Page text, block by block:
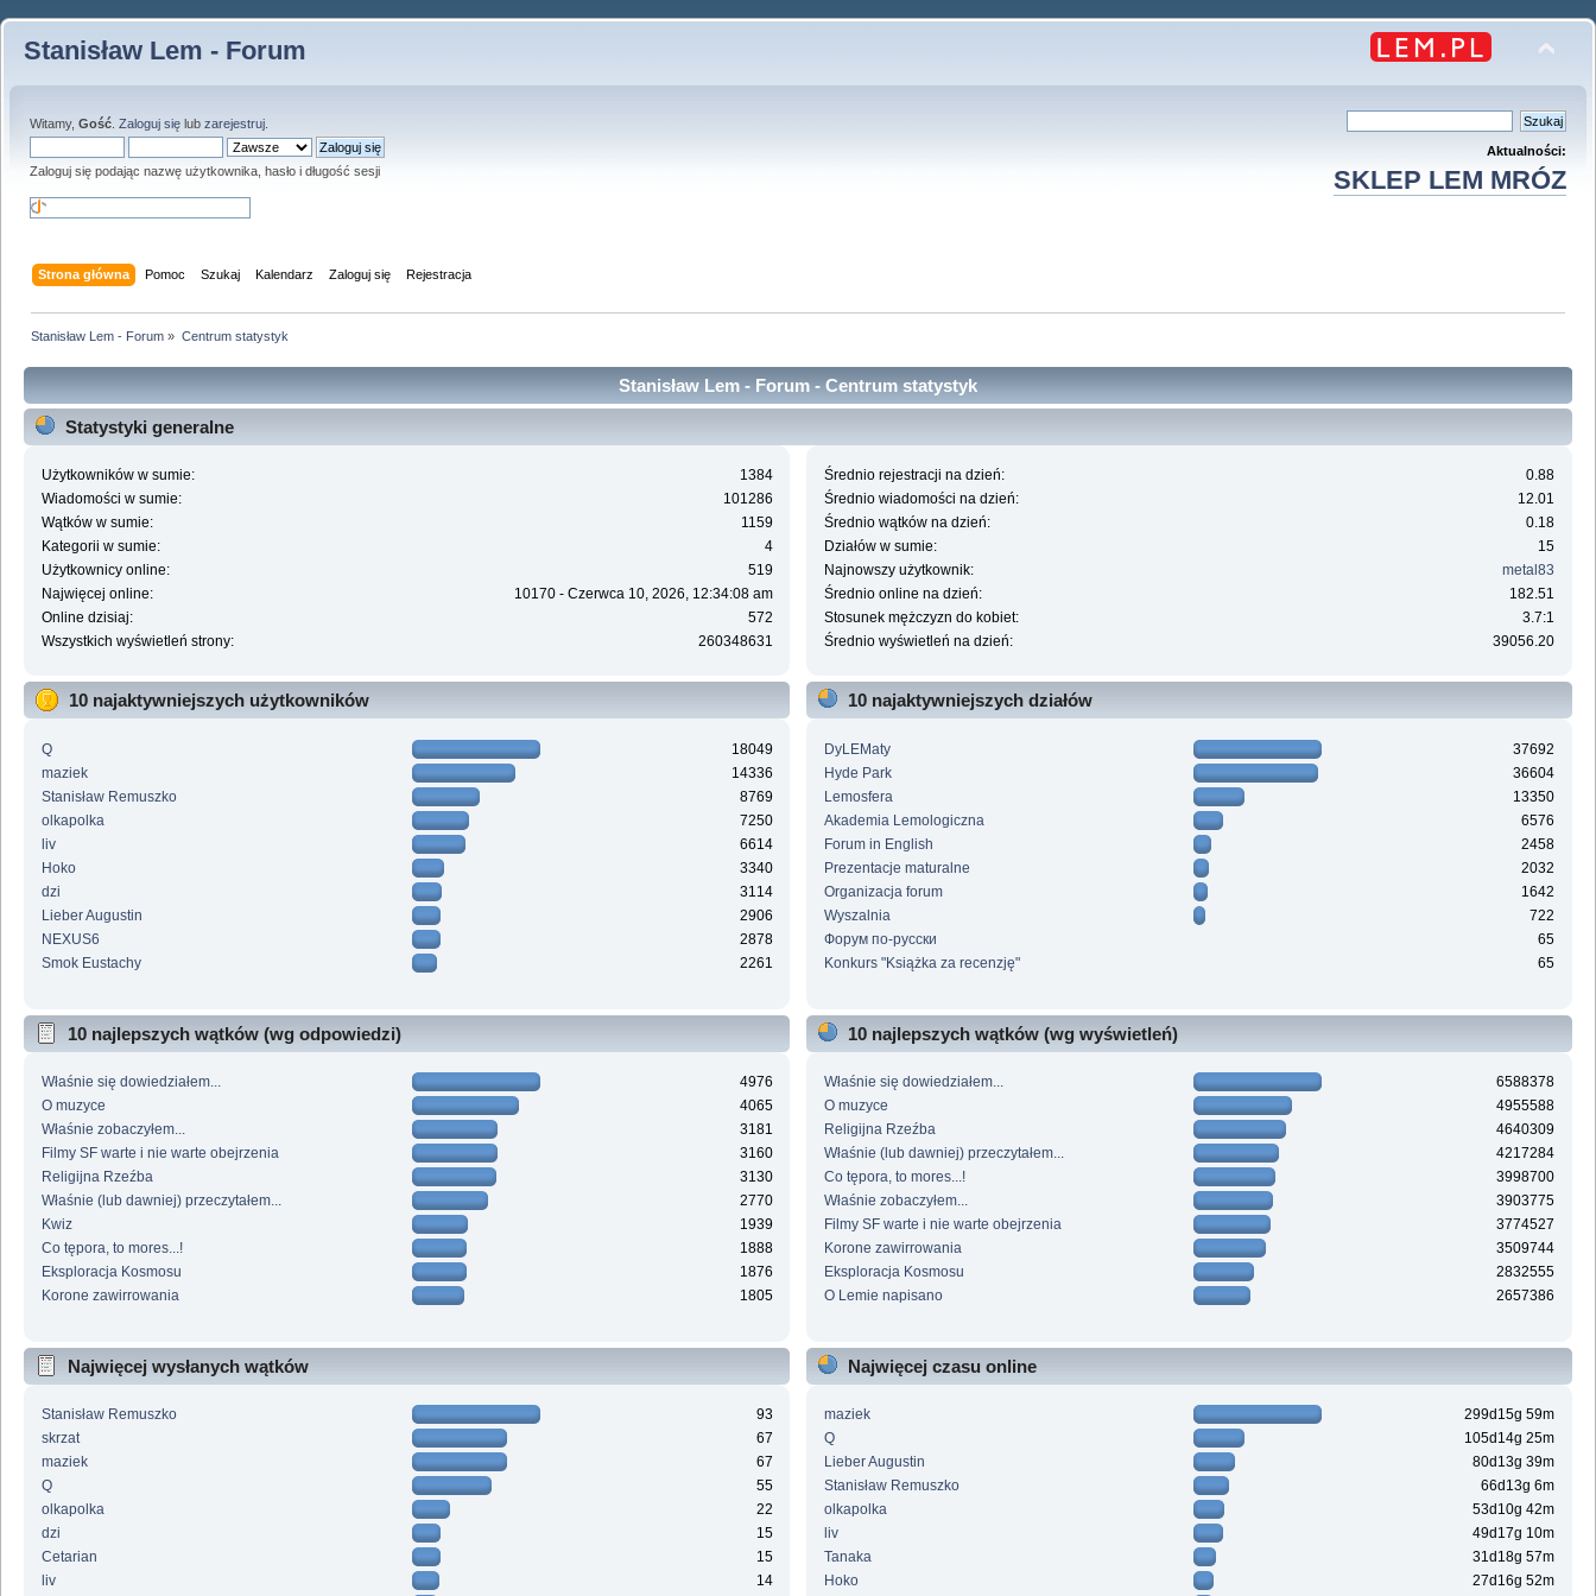
Stanisław Lem - Forum
Witamy, Gość Zaloguj się lub zarejestruj
Zaloguj się podając nazwę użytkownika, hasło i długość sesji
Aktualności:
SKLEP LEM MRÓZ
Strona główna Pomoc Szukaj Kalendarz Zaloguj się Rejestracja
Stanisław Lem - Forum » Centrum statystyk
Stanisław Lem - Forum - Centrum statystyk
Statystyki generalne
Użytkowników w sumie:
1384
Wiadomości w sumie:
101286
Wątków w sumie:
1159
Kategorii w sumie:
4
Użytkownicy online:
519
Najwięcej online:
10170 - Czerwca 10, 2026, 12:34:08 am
Online dzisiaj:
572
Wszystkich wyświetleń strony:
260348631
Średnio rejestracji na dzień:
0.88
Średnio wiadomości na dzień:
12.01
Średnio wątków na dzień:
0.18
Działów w sumie:
15
Najnowszy użytkownik:
metal83
Średnio online na dzień:
182.51
Stosunek mężczyzn do kobiet:
3.7:1
Średnio wyświetleń na dzień:
39056.20
10 najaktywniejszych użytkowników
Q
18049
maziek
14336
Stanisław Remuszko
8769
olkapolka
7250
liv
6614
Hoko
3340
dzi
3114
Lieber Augustin
2906
NEXUS6
2878
Smok Eustachy
2261
10 najaktywniejszych działów
DyLEMaty
37692
Hyde Park
36604
Lemosfera
13350
Akademia Lemologiczna
6576
Forum in English
2458
Prezentacje maturalne
2032
Organizacja forum
1642
Wyszalnia
722
Форум по-русски
65
Konkurs "Książka za recenzję"
65
10 najlepszych wątków (wg odpowiedzi)
Właśnie się dowiedziałem...
4976
O muzyce
4065
Właśnie zobaczyłem...
3181
Filmy SF warte i nie warte obejrzenia
3160
Religijna Rzeźba
3130
Właśnie (lub dawniej) przeczytałem...
2770
Kwiz
1939
Co tępora, to mores...!
1888
Eksploracja Kosmosu
1876
Korone zawirrowania
1805
10 najlepszych wątków (wg wyświetleń)
Właśnie się dowiedziałem...
6588378
O muzyce
4955588
Religijna Rzeźba
4640309
Właśnie (lub dawniej) przeczytałem...
4217284
Co tępora, to mores...!
3998700
Właśnie zobaczyłem...
3903775
Filmy SF warte i nie warte obejrzenia
3774527
Korone zawirrowania
3509744
Eksploracja Kosmosu
2832555
O Lemie napisano
2657386
Najwięcej wysłanych wątków
Stanisław Remuszko
93
skrzat
67
maziek
67
Q
55
olkapolka
22
dzi
15
Cetarian
15
liv
14
Najwięcej czasu online
maziek
299d15g 59m
Q
105d14g 25m
Lieber Augustin
80d13g 39m
Stanisław Remuszko
66d13g 6m
olkapolka
53d10g 42m
liv
49d17g 10m
Tanaka
31d18g 57m
Hoko
27d16g 52m